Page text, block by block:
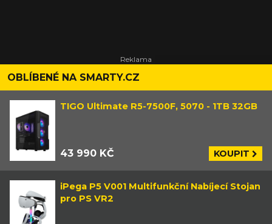
OBLÍBENÉ NA SMARTY.CZ
TIGO Ultimate R5-7500F, 5070 - 1TB 32GB
43 990 KČ KOUPIT
iPega P5 V001 Multifunkční Nabíjecí Stojan
pro PS VR2